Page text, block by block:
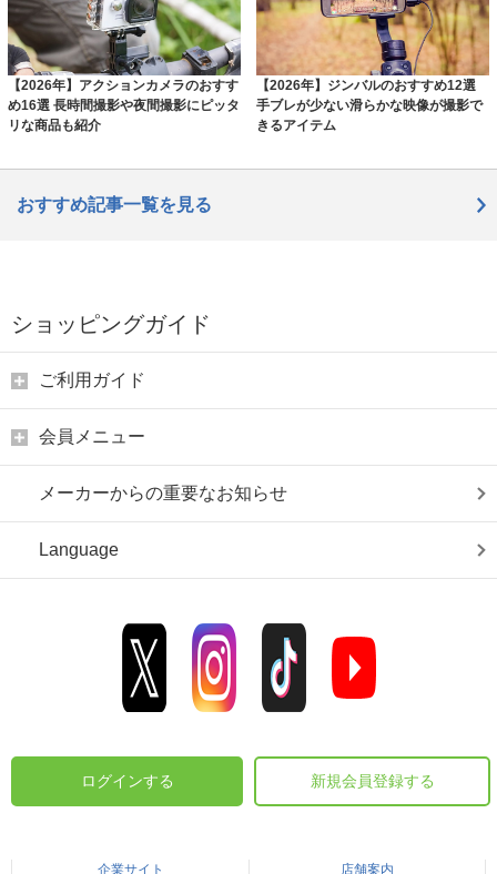
【2026年】アクションカメラのおすす
め16選 長時間撮影や夜間撮影にピッタ
リな商品も紹介
【2026年】ジンバルのおすすめ12選
手ブレが少ない滑らかな映像が撮影で
きるアイテム
おすすめ記事一覧を見る
ショッピングガイド
ご利用ガイド
会員メニュー
メーカーからの重要なお知らせ
Language
ログインする 新規会員登録する
企業サイト 店舗案内